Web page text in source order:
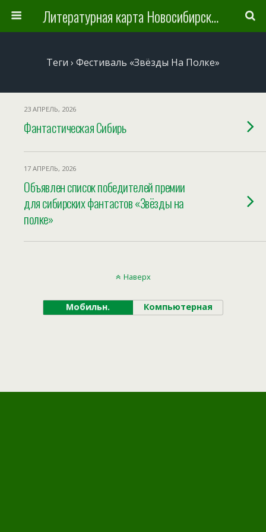
Литературная карта Новосибирска и Новосибирской области
Теги › Фестиваль «Звёзды На Полке»
23 АПРЕЛЬ, 2026
Фантастическая Сибирь
17 АПРЕЛЬ, 2026
Объявлен список победителей премии
для сибирских фантастов «Звёзды на
полке»
Наверх
Мобильн. Компьютерная